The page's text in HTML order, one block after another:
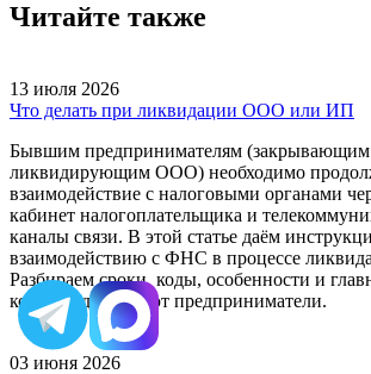
Читайте также
13 июля 2026
Что делать при ликвидации ООО или ИП
Бывшим предпринимателям
ликвидирующим ООО) необходимо
взаимодействие с налоговыми органами
кабинет налогоплательщика и
каналы связи. В этой статье даём
взаимодействию с ФНС в процессе
Разбираем сроки, коды, особенности и
которые допускают предприниматели.
03 июня 2026